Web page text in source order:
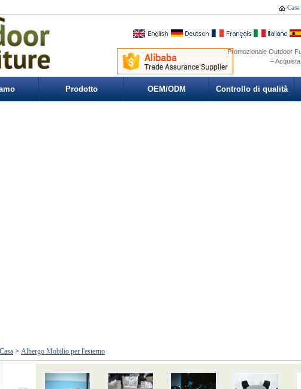
Casa
Promozionale Outdoor
–
Prodotto OEM/ODM Controllo di qualità
Casa > Albergo Mobilio per l'esterno